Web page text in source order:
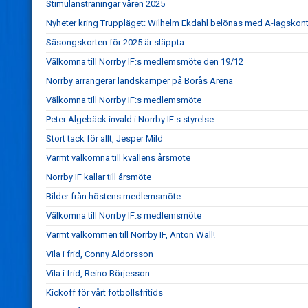
Stimulansträningar våren 2025
Nyheter kring Truppläget: Wilhelm Ekdahl belönas med A-
Säsongskorten för 2025 är släppta
Välkomna till Norrby IF:s medlemsmöte den 19/12
Norrby arrangerar landskamper på Borås Arena
Välkomna till Norrby IF:s medlemsmöte
Peter Algebäck invald i Norrby IF:s styrelse
Stort tack för allt, Jesper Mild
Varmt välkomna till kvällens årsmöte
Norrby IF kallar till årsmöte
Bilder från höstens medlemsmöte
Välkomna till Norrby IF:s medlemsmöte
Varmt välkommen till Norrby IF, Anton Wall!
Vila i frid, Conny Aldorsson
Vila i frid, Reino Börjesson
Kickoff för vårt fotbollsfritids